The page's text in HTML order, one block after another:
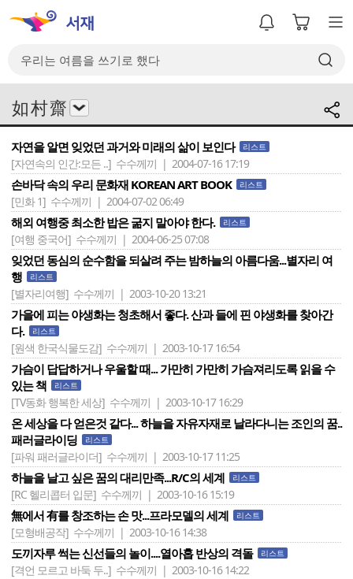
如 村 齋
자연을 알면 잊었던 과거와 미래의 삶이 보인다 리스트
[자연속의 인간:모든 ..] 수수께끼 | 2004-07-16 17:19
손바닥 속의 우리 문화재 KOREAN ART BOOK 리스트
[민화 1] 수수께끼 | 2004-07-02 06:49
해외 여행중 최소한 밥은 굶지 말아야 한다. 리스트
[여행 중국어] 수수께끼 | 2004-06-25 07:08
잊었던 동심의 순수함을 되살려 주는 밤하늘의 아름다움...별자리 여
행
리스트
[별자리여행] 수수께끼 | 2003-10-20 13:21
가을에 피는 야생화는 청초해서 좋다. 산과 들에 핀 야생화를 찾아간
다.
리스트
[원색 한국식물도감] 수수께끼 | 2003-10-17 16:54
가슴이 답답하거나 우울할 때... 가만히 가만히 가슴져리도록 읽을 수
있는 책
리스트
[TV동화 행복한 세상] 수수께끼 | 2003-10-17 16:29
온 세상을 다 얻은것 같다... 하늘을 자유자재로 날라다니는 조인의 꿈..
패러글라이딩
리스트
[파워 패러글라이더] 수수께끼 | 2003-10-17 11:25
하늘을 날고 싶은 꿈의 대리만족...R/C의 세계 리스트
[RC 헬리콥터 입문] 수수께끼 | 2003-10-16 15:19
無에서 有를 창조하는 손 맛...프라모델의 세계 리스트
[모형배공작] 수수께끼 | 2003-10-16 14:38
도끼자루 썩는 신선들의 놀이....열아홉 반상의 격돌 리스트
[격언 모르고 바둑 두..] 수수께끼 | 2003-10-16 14:22